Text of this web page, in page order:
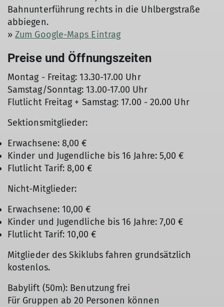
Bahnunterführung rechts in die Uhlbergstraße
abbiegen.
»Zum Google-Maps Eintrag
Preise und Öffnungszeiten
Montag - Freitag: 13.30-17.00 Uhr
Samstag/Sonntag: 13.00-17.00 Uhr
Flutlicht Freitag + Samstag: 17.00 - 20.00 Uhr
Sektionsmitglieder:
Erwachsene: 8,00 €
Kinder und Jugendliche bis 16 Jahre: 5,00 €
Flutlicht Tarif: 8,00 €
Nicht-Mitglieder:
Erwachsene: 10,00 €
Kinder und Jugendliche bis 16 Jahre: 7,00 €
Flutlicht Tarif: 10,00 €
Mitglieder des Skiklubs fahren grundsätzlich
kostenlos.
Babylift (50m): Benutzung frei
Für Gruppen ab 20 Personen können